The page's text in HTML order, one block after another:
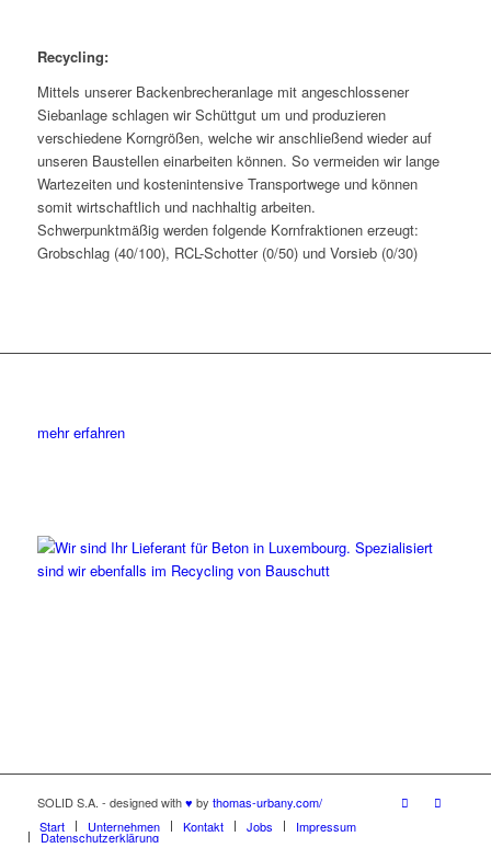
Recycling:
Mittels unserer Backenbrecheranlage mit angeschlossener
Siebanlage schlagen wir Schüttgut um und produzieren
verschiedene Korngrößen, welche wir anschließend wieder auf
unseren Baustellen einarbeiten können. So vermeiden wir lange
Wartezeiten und kostenintensive Transportwege und können
somit wirtschaftlich und nachhaltig arbeiten.
Schwerpunktmäßig werden folgende Kornfraktionen erzeugt:
Grobschlag (40/100), RCL-Schotter (0/50) und Vorsieb (0/30)
mehr erfahren
SOLID S.A. - designed with♥ by thomas-urbany.com/
Start
Unternehmen Kontakt Jobs Impressum
Datenschutzerklärung